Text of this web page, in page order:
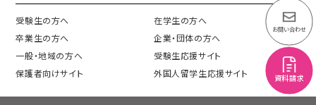
お問い合わせ
資料請求
受験生の方へ
在学生の方へ
卒業生の方へ
企業・団体の方へ
一般・地域の方へ
受験生応援サイト
保護者向けサイト
外国人留学生応援サイト